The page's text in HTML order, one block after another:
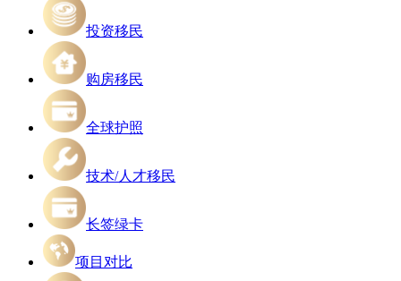
投资移民
购房移民
全球护照
技术/人才移民
长签绿卡
项目对比